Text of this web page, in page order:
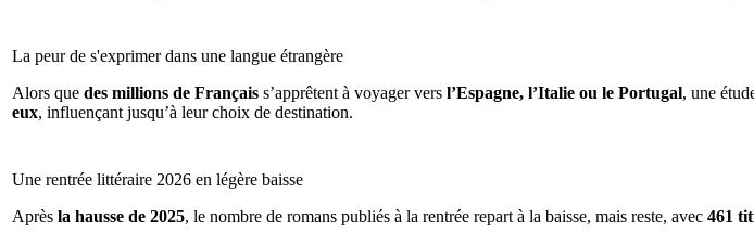
La peur de s'exprimer dans une langue étrangère
Alors que des millions de Français s’apprêtent à voyager vers l’Espagne, l’Italie ou le Portugal, une
eux, influençant jusqu’à leur choix de destination.
Une rentrée littéraire 2026 en légère baisse
Après la hausse de 2025, le nombre de romans publiés à la rentrée repart à la baisse, mais reste, avec 461